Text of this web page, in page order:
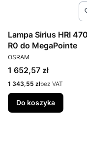
Lampa Sirius HRI
R0 do MegaPointe
PRODUCENT
OSRAM
Cena
1 652,57 zł
Cena
1 343,55 złbez VAT
Do koszyka